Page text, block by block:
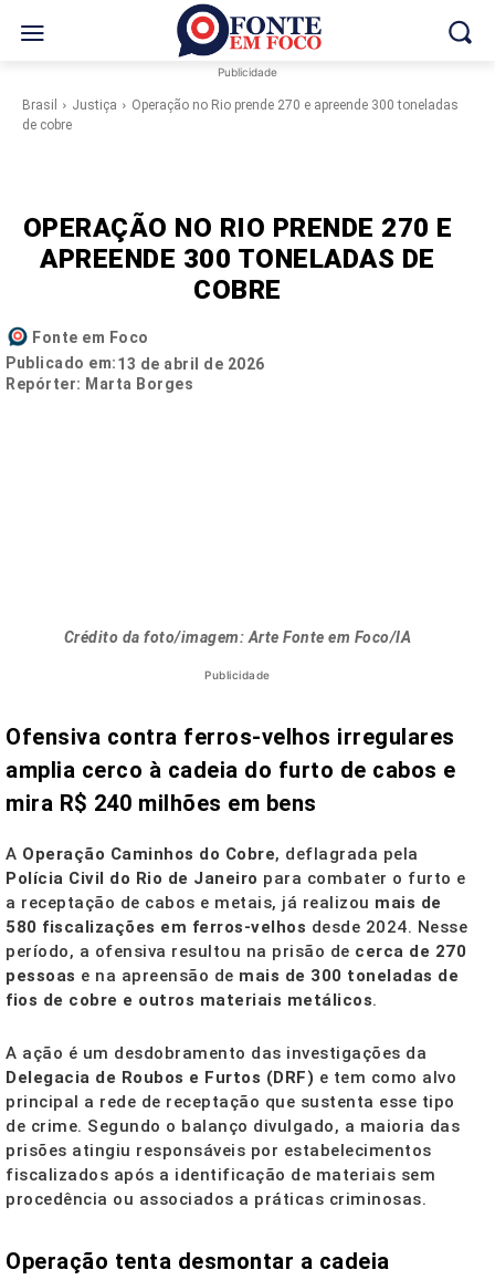
Publicidade
Brasil Justiça
Operação no Rio prende 270 e apreende 300 toneladas
de cobre
OPERAÇÃO NO RIO PRENDE 270 E
APREENDE 300 TONELADAS DE
COBRE
Fonte em Foco
Publicado em:13 de abril de 2026
Repórter: Marta Borges
Crédito da foto/imagem: Arte Fonte em Foco/IA
Publicidade
Ofensiva contra ferros-velhos irregulares
amplia cerco à cadeia do furto de cabos e
mira R$ 240 milhões em bens
A Operação Caminhos do Cobre, deflagrada pela
Polícia Civil do Rio de Janeiro para combater o furto e
a receptação de cabos e metais, já realizou mais de
580 fiscalizações em ferros-velhos desde 2024. Nesse
período, a ofensiva resultou na prisão de cerca de 270
pessoas e na apreensão de mais de 300 toneladas de
fios de cobre e outros materiais metálicos.
A ação é um desdobramento das investigações da
Delegacia de Roubos e Furtos (DRF) e tem como alvo
principal a rede de receptação que sustenta esse tipo
de crime. Segundo o balanço divulgado, a maioria das
prisões atingiu responsáveis por estabelecimentos
fiscalizados após a identificação de materiais sem
procedência ou associados a práticas criminosas.
Operação tenta desmontar a cadeia